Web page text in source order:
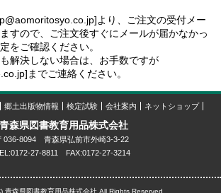
より、ご注文の受付メー
すので、ご注文後すぐにメールが届かなかっ
をご確認ください。
解決しない場合は、お手数ですが
までご連絡ください。
郷土出版物情報 検定試験 会社案内 ネットショップ
青森県図書教育用品株式会社
036-8094 青森県弘前市外崎3-3-22
27-8811 FAX:0172-27-3214
青森県図書教育用品株式会社 All Rights Reserved.